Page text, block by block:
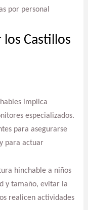
por personal
los Castillos
implica
especializados.
para asegurarse
para actuar
hinchable a niños
y tamaño, evitar la
realicen actividades